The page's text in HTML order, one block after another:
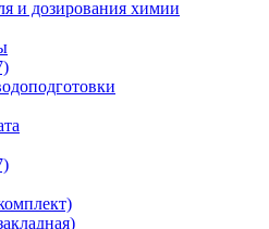
и дозирования химии